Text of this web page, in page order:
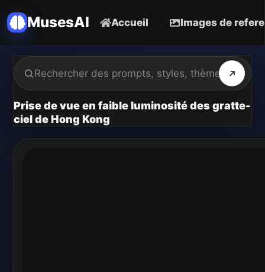
MusesAI Accueil Images de
Prise de vue en faible luminosité des gratte-
ciel de Hong Kong